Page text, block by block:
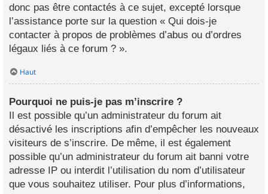
donc pas être contactés à ce sujet, excepté lorsque
l’assistance porte sur la question « Qui dois-je
contacter à propos de problèmes d’abus ou d’ordres
légaux liés à ce forum ? ».
Haut
Pourquoi ne puis-je pas m’inscrire ?
Il est possible qu’un administrateur du forum ait
désactivé les inscriptions afin d’empêcher les nouveaux
visiteurs de s’inscrire. De même, il est également
possible qu’un administrateur du forum ait banni votre
adresse IP ou interdit l’utilisation du nom d’utilisateur
que vous souhaitez utiliser. Pour plus d’informations,